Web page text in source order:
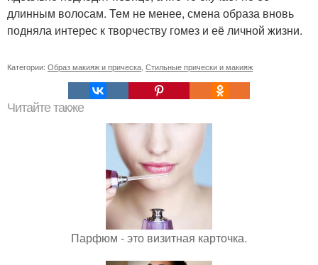
длинным волосам. Тем не менее, смена образа вновь
подняла интерес к творчеству гомез и её личной жизни.
Категории: Образ макияж и прическа Стильные прически и макияж
Читайте также
Парфюм - это визитная карточка.